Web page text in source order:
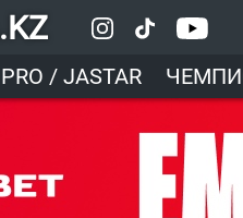
PRO / JASTAR